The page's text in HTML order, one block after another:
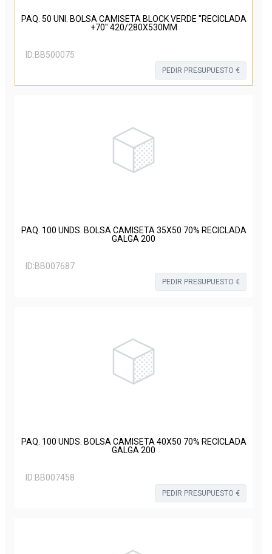
PAQ. 50 UNI. BOLSA CAMISETA BLOCK VERDE "RECICLADA
+70" 420/280X530MM
ID:BB500075
PEDIR PRESUPUESTO €
PAQ. 100 UNDS. BOLSA CAMISETA 35X50 70% RECICLADA
GALGA 200
ID:BB007687
PEDIR PRESUPUESTO €
PAQ. 100 UNDS. BOLSA CAMISETA 40X50 70% RECICLADA
GALGA 200
ID:BB007458
PEDIR PRESUPUESTO €